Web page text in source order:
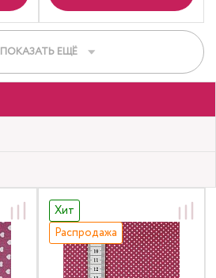
ПОКАЗАТЬ ЕЩЁ
Хит
Распродажа